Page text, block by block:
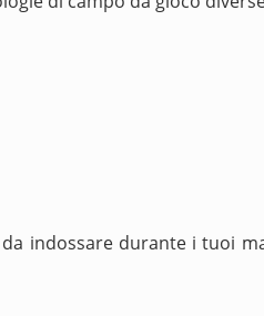
indossare durante i tuoi